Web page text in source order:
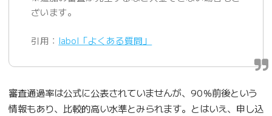
ざいます。
引用： labol「よくある質問」
審査通過率は公式に公表されていませんが、90％前後という
情報もあり、比較的高い水準とみられます。とはいえ、申し込